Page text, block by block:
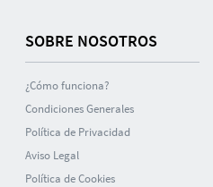
SOBRE NOSOTROS
¿Cómo funciona?
Condiciones Generales
Polí­tica de Privacidad
Aviso Legal
Polí­tica de Cookies